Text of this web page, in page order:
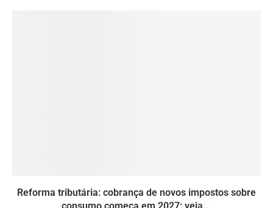
Reforma tributária: cobrança de novos impostos sobre